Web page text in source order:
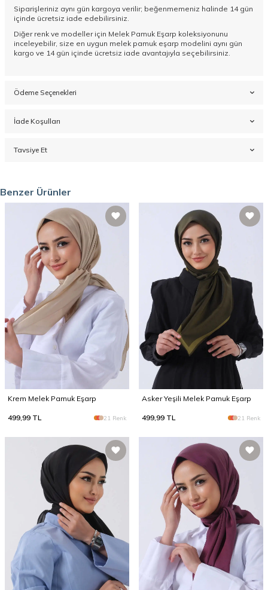
Siparişleriniz aynı gün kargoya verilir; beğenmemeniz halinde 14 gün
içinde ücretsiz iade edebilirsiniz.
Diğer renk ve modeller için Melek Pamuk Eşarp koleksiyonunu
inceleyebilir, size en uygun melek pamuk eşarp modelini aynı gün
kargo ve 14 gün içinde ücretsiz iade avantajıyla seçebilirsiniz.
Ödeme Seçenekleri
İade Koşulları
Tavsiye Et
Benzer Ürünler
Krem Melek Pamuk Eşarp
499,99 TL 21 Renk
Asker Yeşili Melek Pamuk Eşarp
499,99 TL 21 Renk